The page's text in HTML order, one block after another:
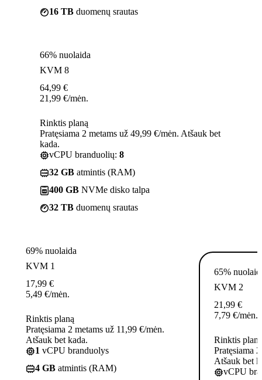
16 TB duomenų srautas
66% nuolaida
KVM 8
64,99 €
21,99 €/mėn.
Rinktis planą
Pratęsiama 2 metams už 49,99 €/mėn. Atšauk bet
kada.
vCPU branduolių: 8
32 GB atmintis (RAM)
400 GB NVMe disko talpa
32 TB duomenų srautas
69% nuolaida
KVM 1
17,99 €
5,49 €/mėn.
Rinktis planą
Pratęsiama 2 metams už 11,99 €/mėn.
Atšauk bet kada.
1 vCPU branduolys
4 GB atmintis (RAM)
65%
KVM 2
21,99 €
7,79 €/mėn.
Rinktis planą
Pratęsiama
Atšauk bet
vCPU